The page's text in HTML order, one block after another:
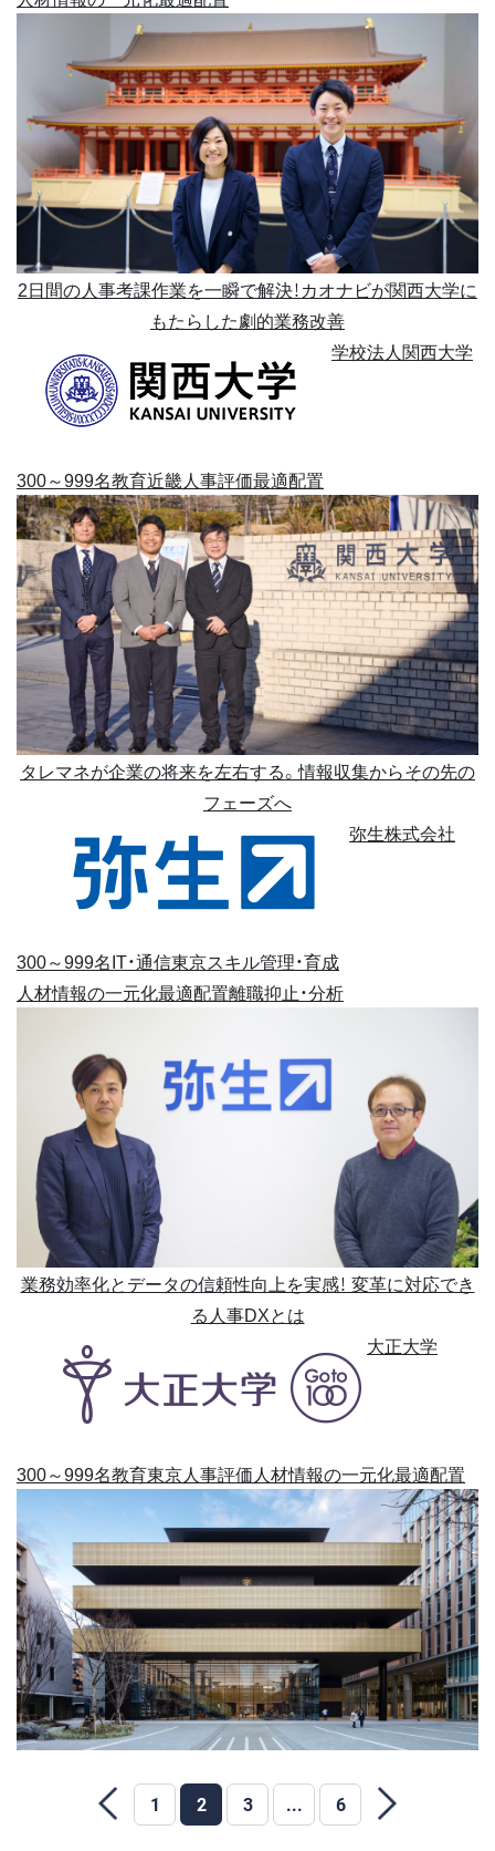
2日間の人事考課作業を一瞬で解決！カオナビが関西大学に
もたらした劇的業務改善
学校法人関西大学
300～999名教育近畿人事評価最適配置
タレマネが企業の将来を左右する。情報収集からその先の
フェーズへ
弥生株式会社
300～999名IT・通信東京スキル管理・育成
人材情報の一元化最適配置離職抑止・分析
業務効率化とデータの信頼性向上を実感！ 変革に対応でき
る人事DXとは
大正大学
300～999名教育東京人事評価人材情報の一元化最適配置
1 2 3 ... 6